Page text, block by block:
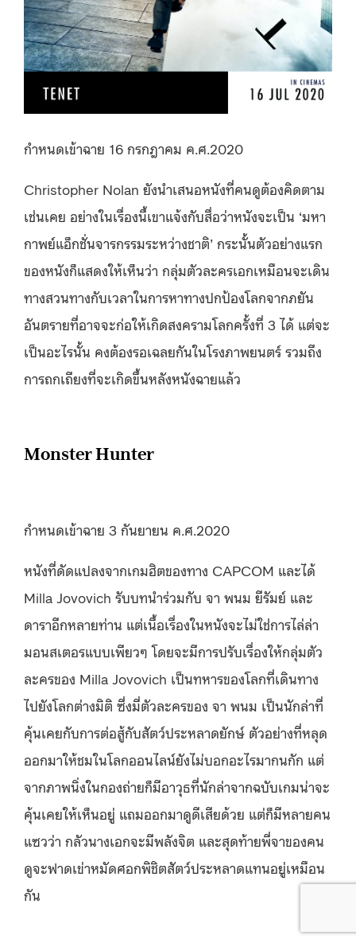
กำหนดเข้าฉาย 16 กรกฎาคม ค.ศ.2020
Christopher Nolan ยังนำเสนอหนังที่คนดูต้องคิดตาม
เช่นเคย อย่างในเรื่องนี้เขาแจ้งกับสื่อว่าหนังจะเป็น ‘มหา
กาพย์แอ็กชั่นจารกรรมระหว่างชาติ’ กระนั้นตัวอย่างแรก
ของหนังก็แสดงให้เห็นว่า กลุ่มตัวละครเอกเหมือนจะเดิน
ทางสวนทางกับเวลาในการหาทางปกป้องโลกจากภยัน
อันตรายที่อาจจะก่อให้เกิดสงครามโลกครั้งที่ 3 ได้ แต่จะ
เป็นอะไรนั้น คงต้องรอเฉลยกันในโรงภาพยนตร์ รวมถึง
การถกเถียงที่จะเกิดขึ้นหลังหนังฉายแล้ว
Monster Hunter
กำหนดเข้าฉาย 3 กันยายน ค.ศ.2020
หนังที่ดัดแปลงจากเกมฮิตของทาง CAPCOM และได้
Milla Jovovich รับบทนำร่วมกับ จา พนม ยีรัมย์ และ
ดาราอีกหลายท่าน แต่เนื้อเรื่องในหนังจะไม่ใช่การไล่ล่า
มอนสเตอรแบบเพียวๆ โดยจะมีการปรับเรื่องให้กลุ่มตัว
ละครของ Milla Jovovich เป็นทหารของโลกที่เดินทาง
ไปยังโลกต่างมิติ ซึ่งมี่ตัวละครของ จา พนม เป็นนักล่าที่
คุ้นเคยกับการต่อสู้กับสัตว์ประหลาดยักษ์ ตัวอย่างที่หลุด
ออกมาให้ชมในโลกออนไลน์ยังไม่บอกอะไรมากนกัก แต่
จากภาพนิ่งในกองถ่ายก็มีอาวุธที่นักล่าจากฉบับเกมน่าจะ
คุ้นเคยให้เห็นอยู่ แถมออกมาดูดีเสียด้วย แต่ก็มีหลายคน
แซวว่า กลัวนางเอกจะมีพลังจิต และสุดท้ายพี่จาของคน
ดูจะฟาดเข่าหมัดศอกพิชิตสัตว์ประหลาดแทนอยู่เหมือน
กัน